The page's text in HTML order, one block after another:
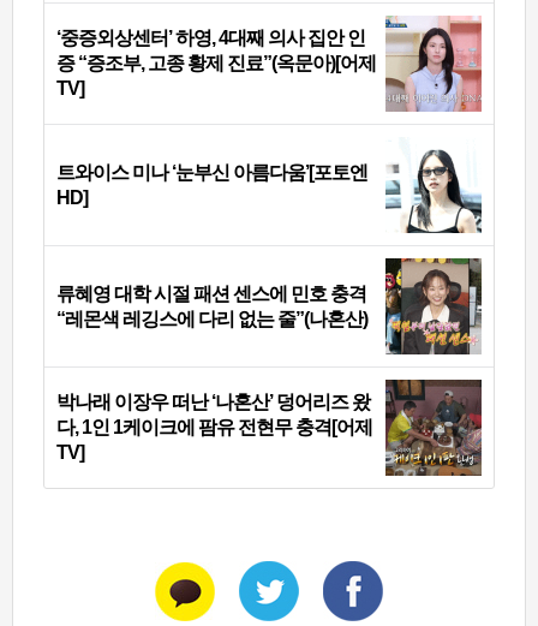
‘중증외상센터’ 하영, 4대째 의사 집안 인
증 “증조부, 고종 황제 진료”(옥문아)[어제
TV]
트와이스 미나 ‘눈부신 아름다움’[포토엔
HD]
류혜영 대학 시절 패션 센스에 민호 충격
“레몬색 레깅스에 다리 없는 줄”(나혼산)
박나래 이장우 떠난 ‘나혼산’ 덩어리즈 왔
다, 1인 1케이크에 팜유 전현무 충격[어제
TV]